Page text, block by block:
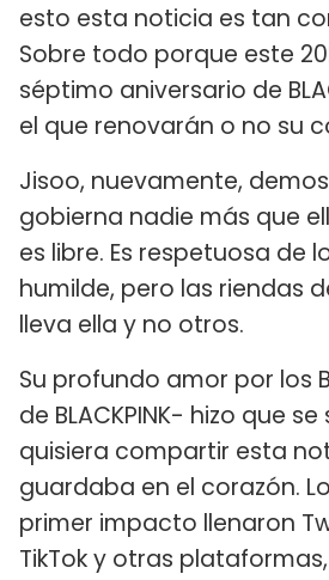
esto esta noticia es tan
Sobre todo porque este
séptimo aniversario de
el que renovarán o no su
Jisoo, nuevamente,
gobierna nadie más que
es libre. Es respetuosa de
humilde, pero las riendas
lleva ella y no otros.
Su profundo amor por los
de BLACKPINK- hizo que
quisiera compartir esta
guardaba en el corazón.
primer impacto llenaron
TikTok y otras